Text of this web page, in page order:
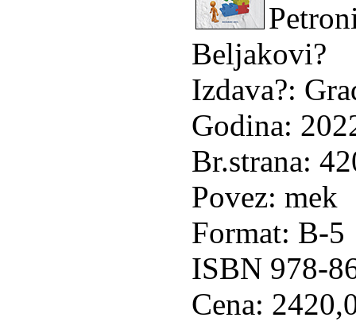
Beljakovi?
Izdava?:
Godina:
Br.strana:
Povez: mek
Format: B-5
ISBN 978-
Cena: